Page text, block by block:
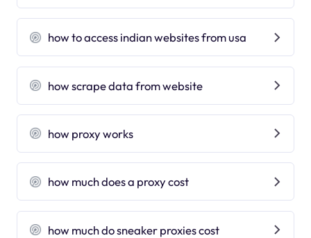
how to access indian websites from usa
how scrape data from website
how proxy works
how much does a proxy cost
how much do sneaker proxies cost